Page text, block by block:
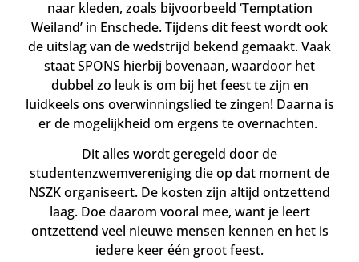
naar kleden, zoals bijvoorbeeld ‘Temptation
Weiland’ in Enschede. Tijdens dit feest wordt ook
de uitslag van de wedstrijd bekend gemaakt. Vaak
staat SPONS hierbij bovenaan, waardoor het
dubbel zo leuk is om bij het feest te zijn en
luidkeels ons overwinningslied te zingen! Daarna is
er de mogelijkheid om ergens te overnachten.
Dit alles wordt geregeld door de
studentenzwemvereniging die op dat moment de
NSZK organiseert. De kosten zijn altijd ontzettend
laag. Doe daarom vooral mee, want je leert
ontzettend veel nieuwe mensen kennen en het is
iedere keer één groot feest.